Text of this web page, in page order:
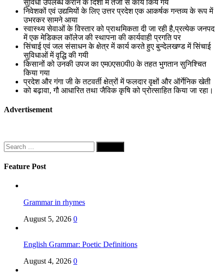
सुविधा उपलब्ध कराने के दिशा में तेजी से कार्य किये गये
निवेशकों एवं उद्यमियों के लिए उत्तर प्रदेश एक आकर्षक गन्तव्य के रूप में
उभरकर सामने आया
स्वास्थ्य सेवाओं के विस्तार को प्राथमिकता दी जा रही है,प्रत्येक जनपद
में एक मेडिकल कॉलेज की स्थापना की कार्यवाही प्रगति पर
सिंचाई एवं जल संसाधन के क्षेत्र में कार्य करते हुए बुन्देलखण्ड में सिंचाई
सुविधाओं में वृद्धि की गयी
किसानों को उनकी उपज का एम0एस0पी0 के तहत भुगतान सुनिश्चित
किया गया
प्रदेश और गंगा जी के तटवर्ती क्षेत्रों में फलदार वृक्षों और ऑर्गेनिक खेती
को बढ़ावा, गौ आधारित तथा जैविक कृषि को प्रोत्साहित किया जा रहा।
Advertisement
Search
for:
Feature Post
Grammar in rhymes
August 5, 2026 0
English Grammar: Poetic Definitions
August 4, 2026 0